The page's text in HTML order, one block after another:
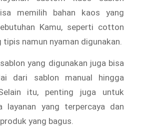
memilih bahan kaos yang
Kamu, seperti cotton
namun nyaman digunakan.
yang digunakan juga bisa
dari sablon manual hingga
itu, penting juga untuk
layanan yang terpercaya dan
yang bagus.